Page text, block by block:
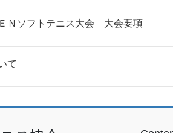
Ｎソフトテニス大会 大会要項
て